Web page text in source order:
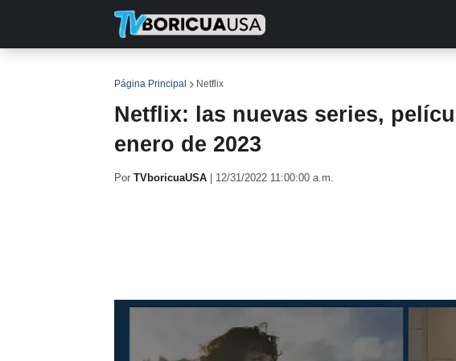
Página Principal Netflix
Netflix: las nuevas series,
enero de 2023
Por TVboricuaUSA 12/31/2022 11:00:00 a.m.